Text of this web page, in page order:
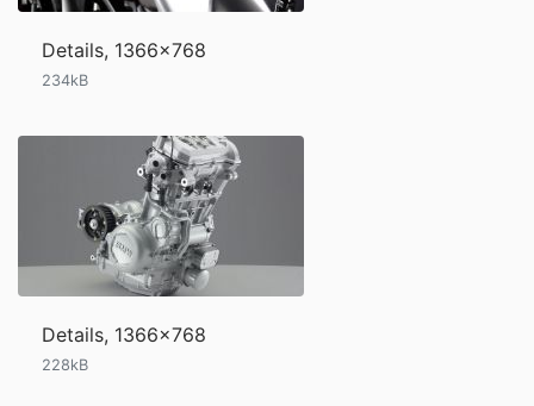
Details, 1366x768
234kB
Details, 1366x768
228kB